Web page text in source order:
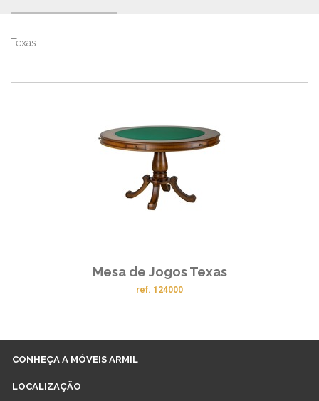
Texas
Mesa de Jogos Texas
ref. 124000
CONHEÇA A MÓVEIS ARMIL
LOCALIZAÇÃO